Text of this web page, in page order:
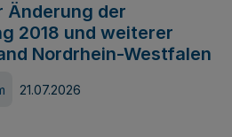
Änderung der
2018 und weiterer
Nordrhein-Westfalen
21.07.2026